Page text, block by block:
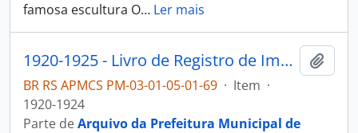
famosa escultura O… Ler mais
1920-1925 - Livro de Registro de Imposto sobre Estatística e Expediente
BR RS APMCS PM-03-01-05-01-69 · Item ·
1920-1924
Parte deArquivo da Prefeitura Municipal de